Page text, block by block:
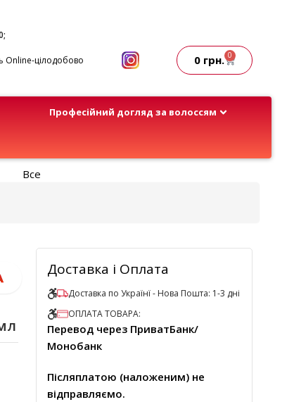
цілодобово 0 грн. 0
Професійний догляд за волоссям
Все
Доставка і Оплата
Доставка по Українї - Нова Пошта: 1-3 дні
ОПЛАТА ТОВАРА:
Перевод через ПриватБанк/
Монобанк
Післяплатою (наложеним) не
відправляємо.